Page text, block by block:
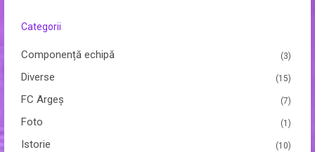
Categorii
Componență echipă (3)
Diverse (15)
FC Argeș (7)
Foto (1)
Istorie (10)